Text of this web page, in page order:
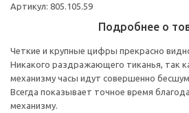
Артикул: 805.105.59
Подробнее о
Четкие и крупные цифры прекрасно
Никакого раздражающего тиканья, так
механизму часы идут совершенно
Всегда показывает точное время
механизму.